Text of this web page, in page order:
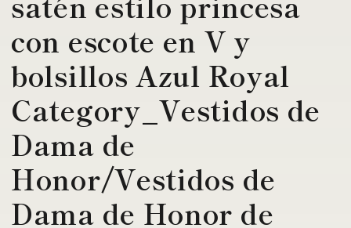
con escote en V y
bolsillos Azul Royal
Category_Vestidos de
Dama de
Honor/Vestidos de
Dama de Honor de